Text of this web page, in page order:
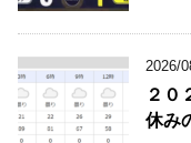
2026/
２０
休み